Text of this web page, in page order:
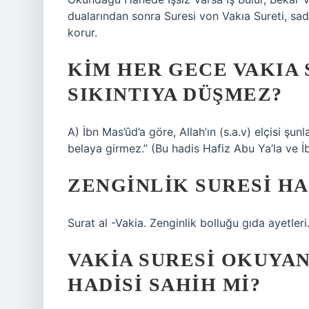
dualarından sonra Suresi von Vakıa Sureti,
korur.
KIM HER GECE VAKIA
SIKINTIYA DÜŞMEZ?
A) İbn Mas’ûd’a göre, Allah’ın (s.a.v) elçisi
belaya girmez.” (Bu hadis Hafiz Abu Ya’la ve
ZENGINLIK SURESI
Surat al -Vakia. Zenginlik bolluğu gıda ayetleri.
VAKIA SURESI
HADISI SAHIH MI?